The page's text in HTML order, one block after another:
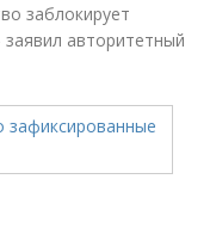
заблокирует
авторитетный